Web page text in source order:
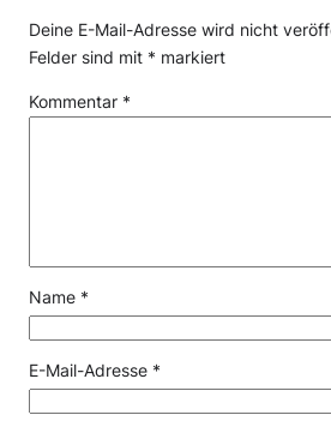
Deine E-Mail-Adresse wird nicht
Felder sind mit * markiert
Kommentar *
Name *
E-Mail-Adresse *